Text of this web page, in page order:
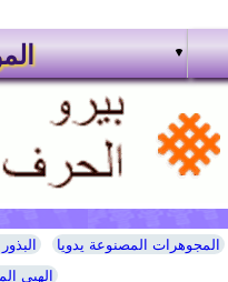
المجوهرات المصنوعة يدويا
الهبي